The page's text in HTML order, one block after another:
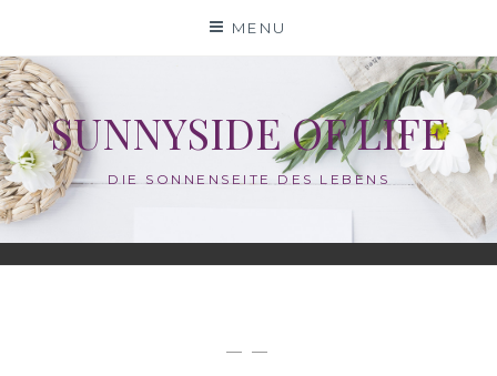
content
MENU
SUNNYSIDE OF LIFE
DIE SONNENSEITE DES LEBENS
— —